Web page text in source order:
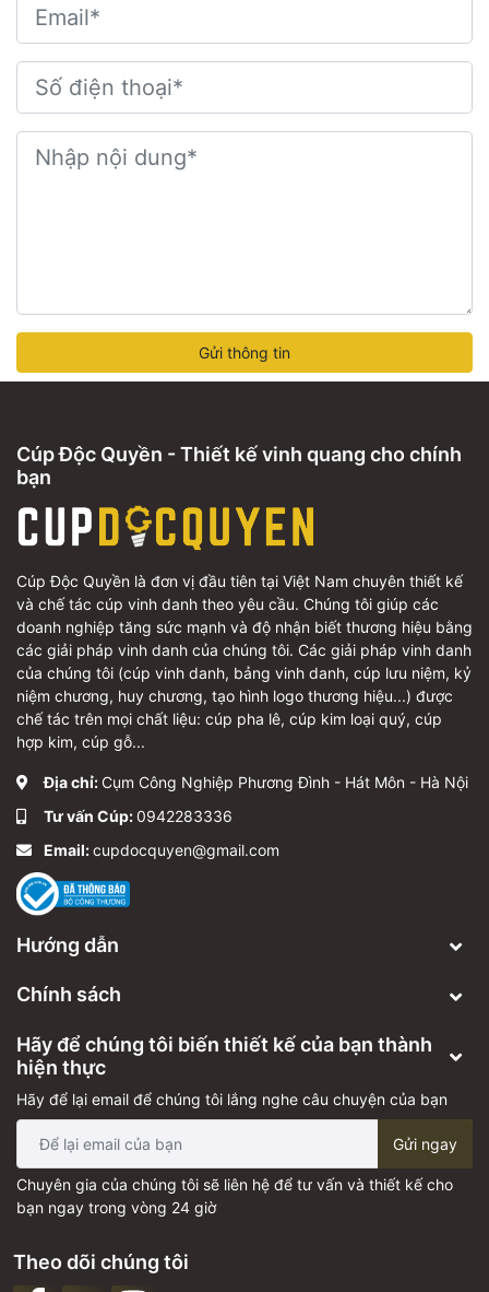
Gửi thông tin
Cúp Độc Quyền - Thiết kế vinh quang cho chính
bạn
Cúp Độc Quyền là đơn vị đầu tiên tại Việt Nam chuyên thiết kế
và chế tác cúp vinh danh theo yêu cầu. Chúng tôi giúp các
doanh nghiệp tăng sức mạnh và độ nhận biết thương hiệu bằng
các giải pháp vinh danh của chúng tôi. Các giải pháp vinh danh
của chúng tôi (cúp vinh danh, bảng vinh danh, cúp lưu niệm, kỷ
niệm chương, huy chương, tạo hình logo thương hiệu...) được
chế tác trên mọi chất liệu: cúp pha lê, cúp kim loại quý, cúp
hợp kim, cúp gỗ...
Địa chỉ: Cụm Công Nghiệp Phương Đình - Hát Môn - Hà Nội
Tư vấn Cúp:0942283336
Email:cupdocquyen@gmail.com
Hướng dẫn
Chính sách
Hãy để chúng tôi biến thiết kế của bạn thành
hiện thực
Hãy để lại email để chúng tôi lắng nghe câu chuyện của bạn
Gửi ngay
Chuyên gia của chúng tôi sẽ liên hệ để tư vấn và thiết kế cho
bạn ngay trong vòng 24 giờ
Theo dõi chúng tôi